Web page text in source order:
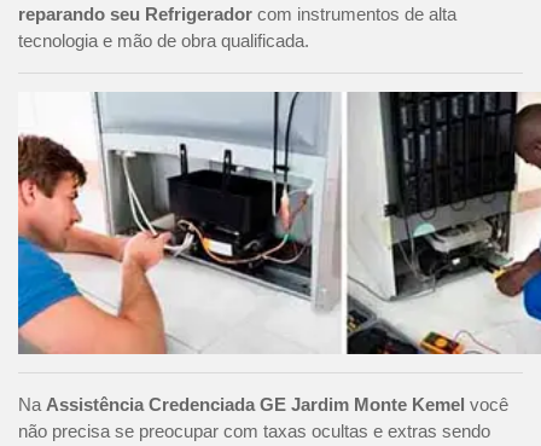
reparando seu Refrigerador com instrumentos de alta
tecnologia e mão de obra qualificada.
Na Assistência Credenciada GE Jardim Monte Kemel você
não precisa se preocupar com taxas ocultas e extras sendo